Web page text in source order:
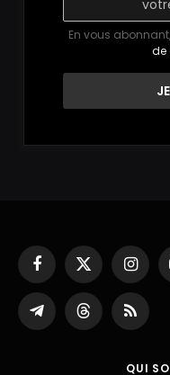
En vous
de
Facebook
X
(Twitter)
Partager
sur
ThreadsRSS
QUI